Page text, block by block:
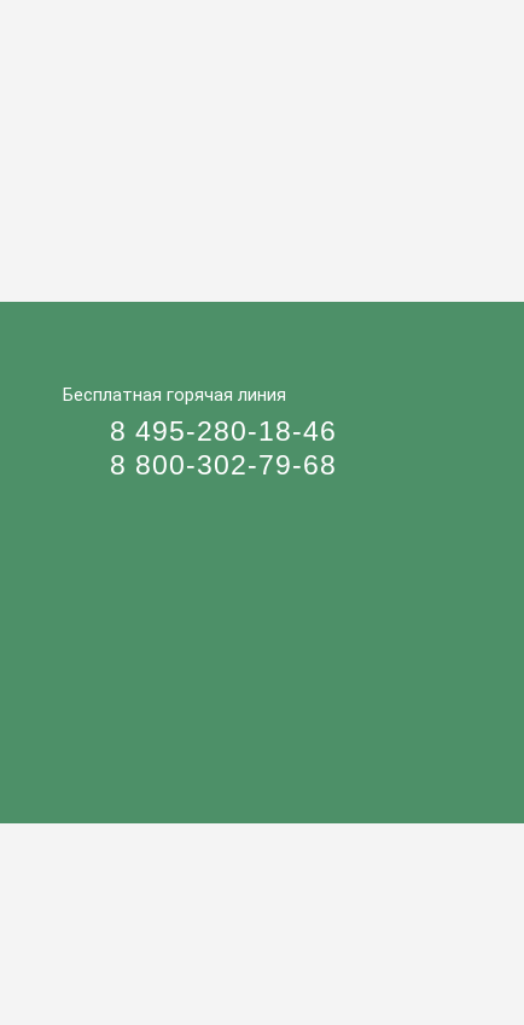
Бесплатная горячая линия
8 495-280-18-46
8 800-302-79-68